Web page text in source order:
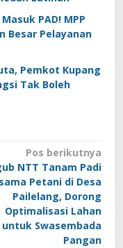
PAD! MPP
Besar Pelayanan
Pemkot Kupang
Tak Boleh
Pos berikutnya
NTT Tanam Padi
Petani di Desa
Pailelang, Dorong
Optimalisasi Lahan
untuk Swasembada
Pangan